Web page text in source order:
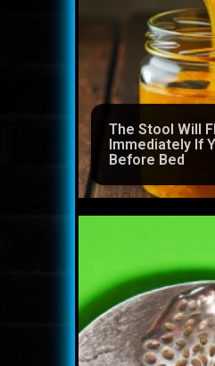
The Stool Will
Immediately If
Before Bed